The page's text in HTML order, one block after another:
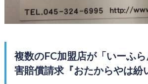
複数のFC加盟店が「いーふ
害賠償請求『おたからやは紛